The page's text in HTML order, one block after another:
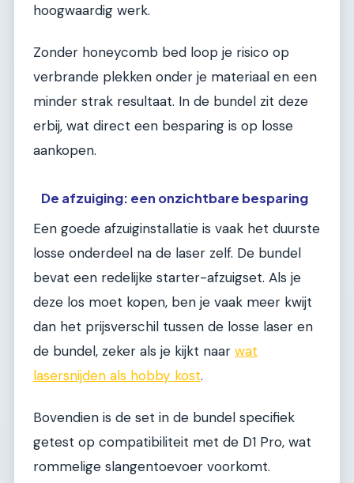
hoogwaardig werk.
Zonder honeycomb bed loop je risico op
verbrande plekken onder je materiaal en een
minder strak resultaat. In de bundel zit deze
erbij, wat direct een besparing is op losse
aankopen.
De afzuiging: een onzichtbare besparing
Een goede afzuiginstallatie is vaak het duurste
losse onderdeel na de laser zelf. De bundel
bevat een redelijke starter-afzuigset. Als je
deze los moet kopen, ben je vaak meer kwijt
dan het prijsverschil tussen de losse laser en
de bundel, zeker als je kijkt naar wat
lasersnijden als hobby kost.
Bovendien is de set in de bundel specifiek
getest op compatibiliteit met de D1 Pro, wat
rommelige slangentoevoer voorkomt.